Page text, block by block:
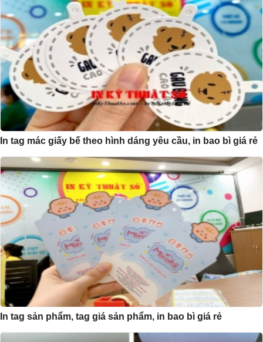
In tag mác giấy bế theo hình dáng yêu cầu, in bao bì giá rẻ
In tag sản phẩm, tag giá sản phẩm, in bao bì giá rẻ